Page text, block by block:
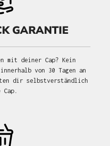
GARANTIE
mit deiner Cap? Kein
von 30 Tagen an
dir selbstverständlich
Cap.